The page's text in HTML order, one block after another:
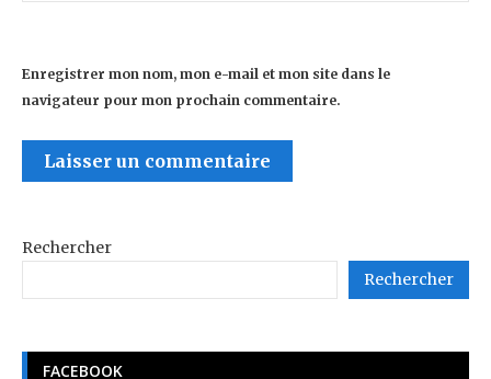
Enregistrer mon nom, mon e-mail et mon site dans le
navigateur pour mon prochain commentaire.
Rechercher
Rechercher
FACEBOOK